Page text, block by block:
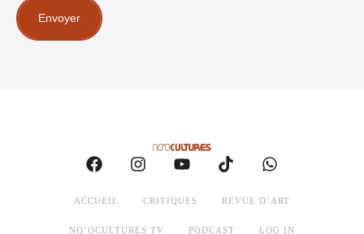
Envoyer
ACCUEIL CRITIQUES REVUE D’ART
NO’OCULTURES TV PODCAST LOG IN